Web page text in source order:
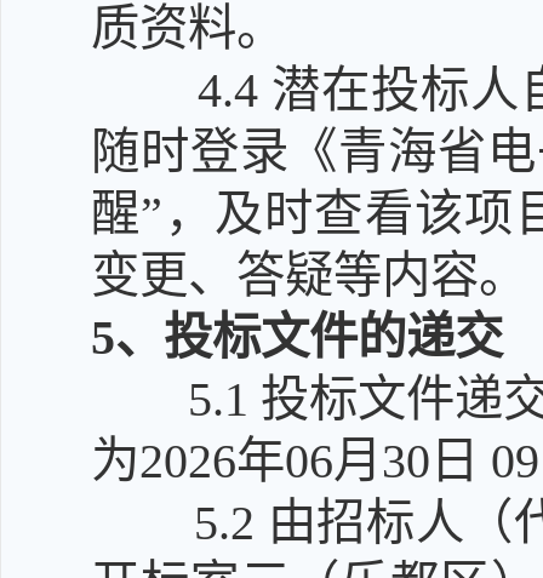
质资料。
4.4 潜在投标人
随时登录《青海省
醒”，及时查看该项
变更、答疑等内容。
5、投标文件的递交
5.1 投标文件递
为2026年06月30日
5.2 由招标人（